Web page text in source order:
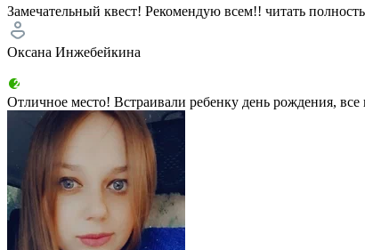
Замечательный квест! Рекомендую всем!! читать
Оксана Инжебейкина
Отличное место! Встраивали ребенку день рождения, все